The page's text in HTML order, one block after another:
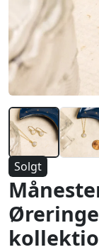
Solgt